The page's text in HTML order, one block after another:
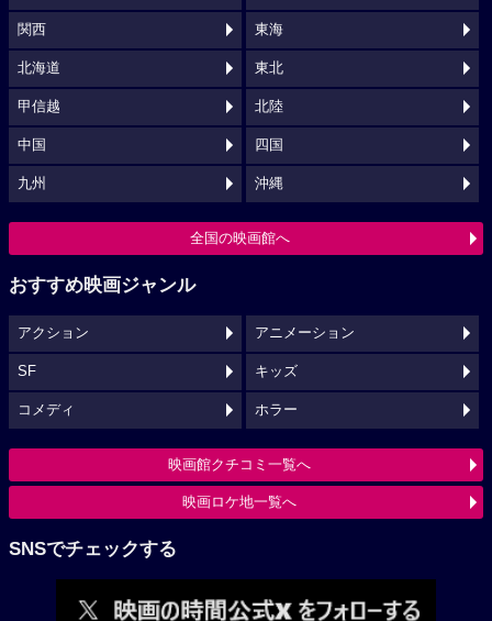
関西 東海
北海道 東北
甲信越 北陸
中国 四国
九州 沖縄
全国の映画館へ
おすすめ映画ジャンル
アクション アニメーション
SF キッズ
コメディ ホラー
映画館クチコミ一覧へ
映画ロケ地一覧へ
SNSでチェックする